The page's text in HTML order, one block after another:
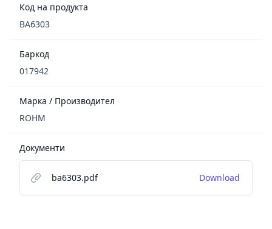
Код на продукта
BA6303
Баркод
017942
Марка / Производител
ROHM
Документи
ba6303.pdf Download